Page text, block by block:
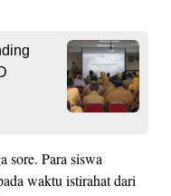
sore. Para siswa
waktu istirahat dari